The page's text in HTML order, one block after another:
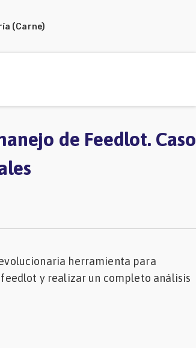
(Carne)
de Feedlot. Caso
herramienta para
y realizar un completo análisis